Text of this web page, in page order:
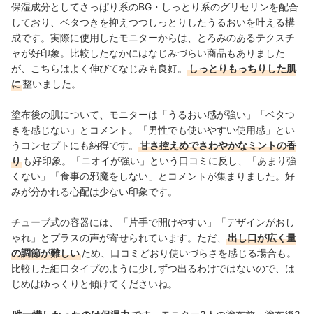
保湿成分としてさっぱり系のBG・しっとり系のグリセリンを配合
しており、ベタつきを抑えつつしっとりしたうるおいを叶える構
成です。実際に使用したモニターからは、とろみのあるテクスチ
ャが好印象。比較したなかにはなじみづらい商品もありました
が、こちらはよく伸びてなじみも良好。
しっとりもっちりした肌
に整いました。
塗布後の肌について、モニターは「うるおい感が強い」「ベタつ
きを感じない」とコメント。「男性でも使いやすい使用感」とい
うコンセプトにも納得です。
甘さ控えめでさわやかなミントの香
り も好印象。「ニオイが強い」という口コミに反し、「あまり強
くない」「食事の邪魔をしない」とコメントが集まりました。好
みが分かれる心配は少ない印象です。
チューブ式の容器には、「片手で開けやすい」「デザインがおし
ゃれ」とプラスの声が寄せられています。ただ、
出し口が広く量
の調節が難しいため、口コミどおり使いづらさを感じる場合も。
比較した細口タイプのように少しずつ出るわけではないので、は
じめはゆっくりと傾けてくださいね。